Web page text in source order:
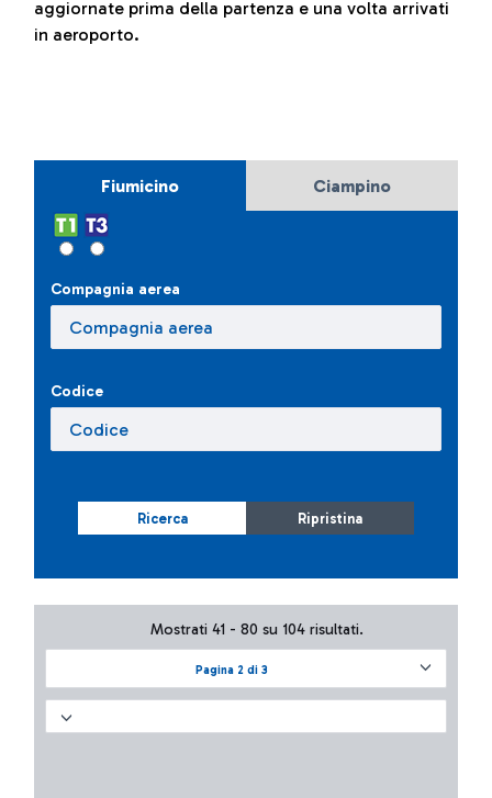
aggiornate prima della partenza e una volta arrivati
in aeroporto.
Fiumicino Ciampino
Compagnia aerea
Codice
Ricerca Ripristina
Pagina 2 di 3
Mostrati 41 - 80 su 104 risultati.